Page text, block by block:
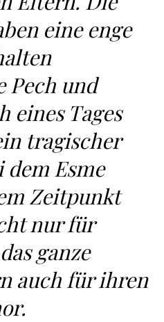
eine enge
Pech und
eines Tages
tragischer
Esme
Zeitpunkt
nur für
ganze
auch für ihren